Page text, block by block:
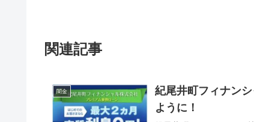
関連記事
闇金
紀尾井町フィナン
ように！